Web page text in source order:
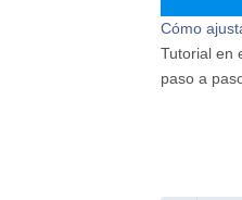
Cómo
Tutorial en
paso a